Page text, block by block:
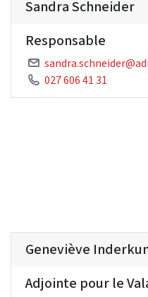
Sandra Schneider
Responsable
027 606 41 31
Geneviève
Adjointe pour le